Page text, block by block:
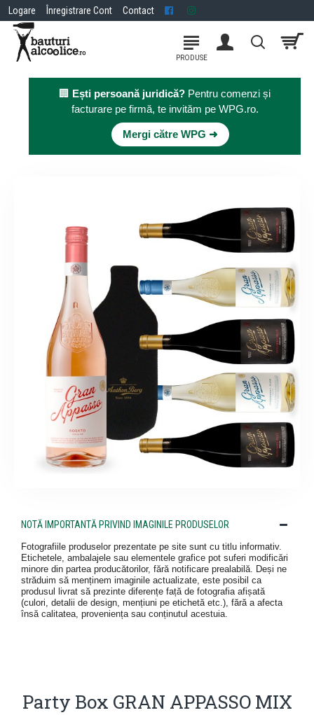
Logare Înregistrare Cont Contact
🏢 Ești persoană juridică? Pentru comenzi și
facturare pe firmă, te invităm pe WPG.ro.
Mergi către WPG ➜
NOTĂ IMPORTANTĂ PRIVIND IMAGINILE PRODUSELOR
Fotografiile produselor prezentate pe site sunt cu titlu informativ.
Etichetele, ambalajele sau elementele grafice pot suferi modificări
minore din partea producătorilor, fără notificare prealabilă. Deși ne
străduim să menținem imaginile actualizate, este posibil ca
produsul livrat să prezinte diferențe față de fotografia afișată
(culori, detalii de design, mențiuni pe etichetă etc.), fără a afecta
însă calitatea, proveniența sau conținutul acestuia.
Party Box GRAN APPASSO MIX